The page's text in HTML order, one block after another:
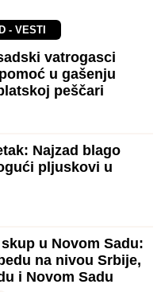
- VESTI
vatrogasci
u gašenju
peščari
Najzad blago
pljuskovi u
u Novom Sadu:
na nivou Srbije,
i Novom Sadu